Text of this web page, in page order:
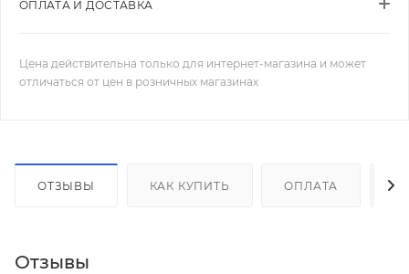
ОПЛАТА И ДОСТАВКА
Цена действительна только для интернет-магазина и может
отличаться от цен в розничных магазинах
ОТЗЫВЫ КАК КУПИТЬ ОПЛАТА
Отзывы